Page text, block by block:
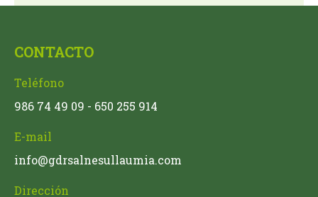
CONTACTO
Teléfono
986 74 49 09 - 650 255 914
E-mail
info@gdrsalnesullaumia.com
Dirección